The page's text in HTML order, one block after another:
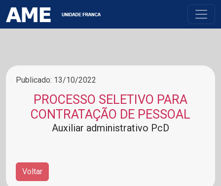
Publicado: 13/10/2022
PROCESSO SELETIVO PARA
CONTRATAÇÃO DE PESSOAL
Auxiliar administrativo PcD
Voltar